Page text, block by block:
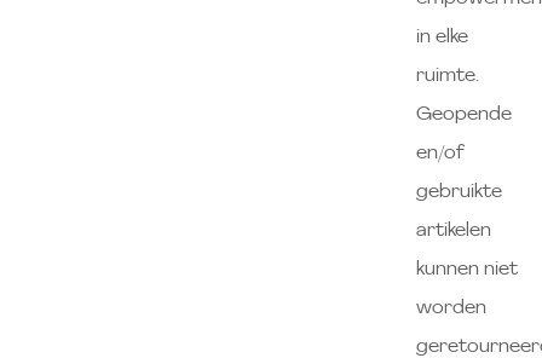
in elke
ruimte.
Geopende
en/of
gebruikte
artikelen
kunnen niet
worden